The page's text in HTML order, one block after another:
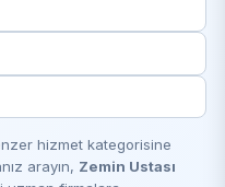
hizmet kategorisine
arayın, Zemin Ustası